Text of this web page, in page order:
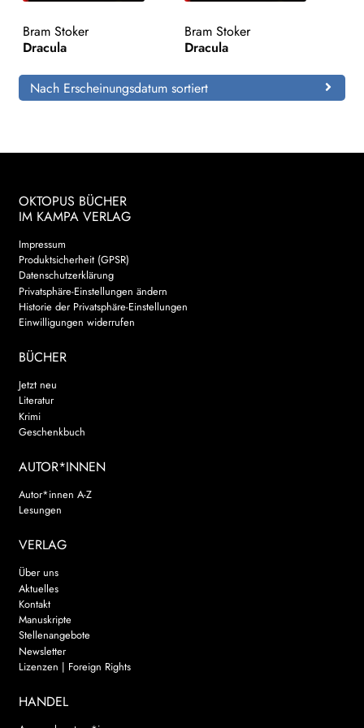
Bram Stoker
Dracula
Bram Stoker
Dracula
Nach Erscheinungsdatum sortiert
OKTOPUS BÜCHER
IM KAMPA VERLAG
Impressum
Produktsicherheit (GPSR)
Datenschutzerklärung
Privatsphäre-Einstellungen ändern
Historie der Privatsphäre-Einstellungen
Einwilligungen widerrufen
BÜCHER
Jetzt neu
Literatur
Krimi
Geschenkbuch
AUTOR*INNEN
Autor*innen A-Z
Lesungen
VERLAG
Über uns
Aktuelles
Kontakt
Manuskripte
Stellenangebote
Newsletter
Lizenzen | Foreign Rights
HANDEL